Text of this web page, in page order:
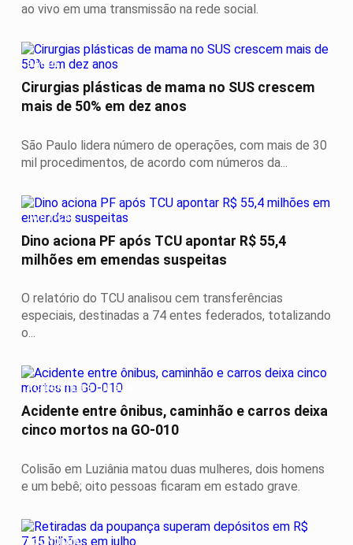
ao vivo em uma transmissão na rede social.
SAÚDE
Cirurgias plásticas de mama no SUS crescem
mais de 50% em dez anos
São Paulo lidera número de operações, com mais de 30
mil procedimentos, de acordo com números da...
JUSTIÇA
Dino aciona PF após TCU apontar R$ 55,4
milhões em emendas suspeitas
O relatório do TCU analisou cem transferências
especiais, destinadas a 74 entes federados, totalizando
o...
ACIDENTE DE ÔNIBUS
Acidente entre ônibus, caminhão e carros deixa
cinco mortos na GO-010
Colisão em Luziânia matou duas mulheres, dois homens
e um bebê; oito pessoas ficaram em estado grave.
ECONOMIA